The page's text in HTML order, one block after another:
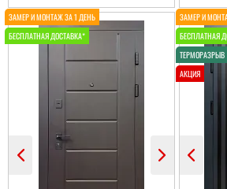
Іван
Класний дизайн,надійне
дерев'яне покриття,
допомогу у виборі
В